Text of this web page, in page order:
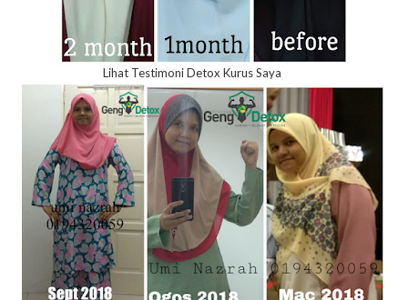
Lihat Testimoni Detox Kurus Saya